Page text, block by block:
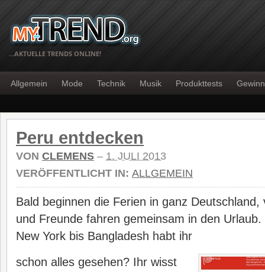
…AKTUELLE TRENDS ONLINE!
Allgemein Mode Technik Musik Produkttests
Peru entdecken
VON CLEMENS – 1. JULI 2013
VERÖFFENTLICHT IN: ALLGEMEIN
Bald beginnen die Ferien in ganz Deutschland,
und Freunde fahren gemeinsam in den
New York bis Bangladesh habt ihr
schon alles gesehen? Ihr wisst